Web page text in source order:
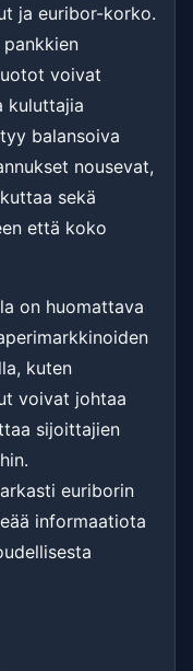
ja euribor-korko.
voivat
kuluttajia
balansoiva
nousevat,
sekä
että koko
on huomattava
kuten
voivat johtaa
sijoittajien
euriborin
informaatiota